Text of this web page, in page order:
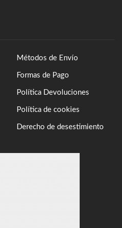
Métodos de Envío
Formas de Pago
Política Devoluciones
Política de cookies
Derecho de desestimiento